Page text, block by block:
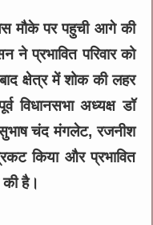
मौके पर पहुची आगे की
प्रभावित परिवार को
क्षेत्र में शोक की लहर
विधानसभा अध्यक्ष डॉ
सुभाष चंद मंगलेट, रजनीश
किया और प्रभावित
है।